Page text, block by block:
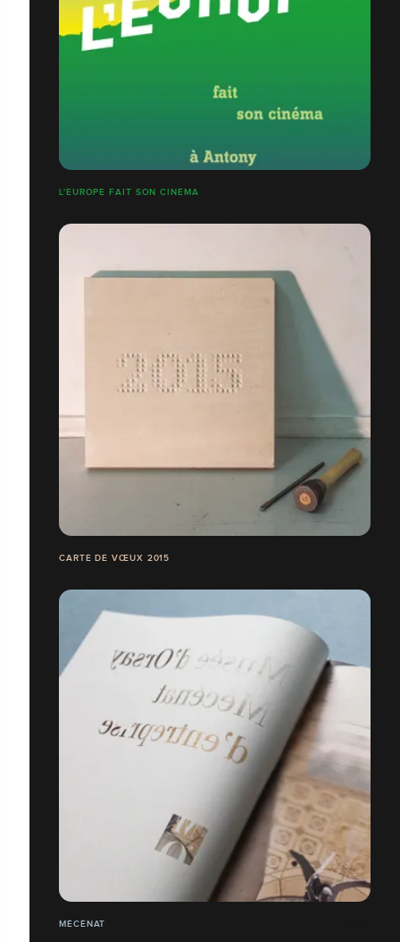
L'EUROPE FAIT SON CINÉMA
CARTE DE VŒUX 2015
MÉCÉNAT